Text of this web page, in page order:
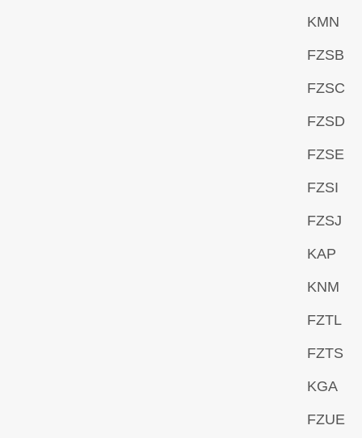
KMN
FZSB
FZSC
FZSD
FZSE
FZSI
FZSJ
KAP
KNM
FZTL
FZTS
KGA
FZUE